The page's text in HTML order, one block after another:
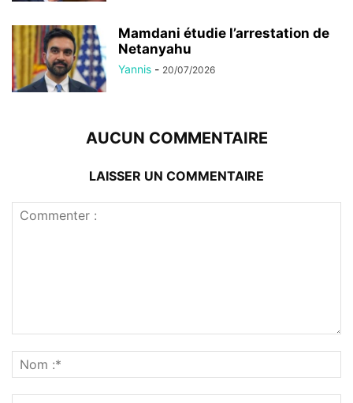
Mamdani étudie l’arrestation de
Netanyahu
Yannis - 20/07/2026
AUCUN COMMENTAIRE
LAISSER UN COMMENTAIRE